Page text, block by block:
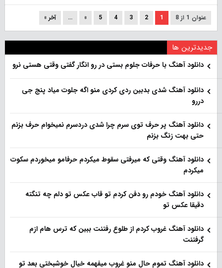
عنوان 1 از 8 1
2
3
4
5
»
... آخر »
جدیدترین ها
دانلود آهنگ با حرفات جلوم بستی در رو انگار گفتی وقتی هستی نرو
دانلود آهنگ شدی بدبین ردی کردی منو اگه جلوت میاد پنج جی
دررو
دانلود آهنگ پر حرف توی سرم چرا شدی دردسرم نمیخوام حرف بزنم
حتی بهت زنگ بزنم
دانلود آهنگ وقتی که میرفتی سقوط میکردم حرفامو میخوردم سکوت
میکردم
دانلود آهنگ خودم رو دفن کردم تو قاب عکس تو دلم چه تنگته
دقیقا عکس تو
دانلود آهنگ غروب کردم از طلوع رفتنت ببین که ترس هام ازم
گرفتنت
دانلود آهنگ تموم حال منو غروب میفهمه خیال خوشبختی بعد تو